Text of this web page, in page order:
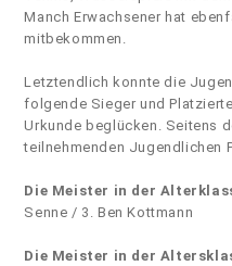
Manch Erwachsener hat
mitbekommen.
Letztendlich konnte die
folgende Sieger und
Urkunde beglücken. Seitens
teilnehmenden Jugendlichen
Die Meister in der
Senne / 3. Ben Kottmann
Die Meister in der